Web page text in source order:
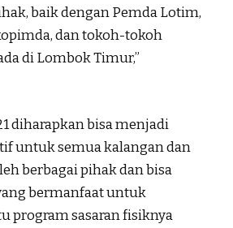
baik dengan Pemda Lotim,
dan tokoh-tokoh
di Lombok Timur,”
diharapkan bisa menjadi
untuk semua kalangan dan
berbagai pihak dan bisa
bermanfaat untuk
program sasaran fisiknya